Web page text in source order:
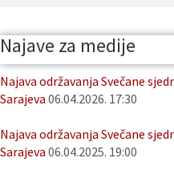
Najave za medije
Najava održavanja Svečane
Sarajeva 06.04.2026. 17:30
Najava održavanja Svečane
Sarajeva 06.04.2025. 19:00